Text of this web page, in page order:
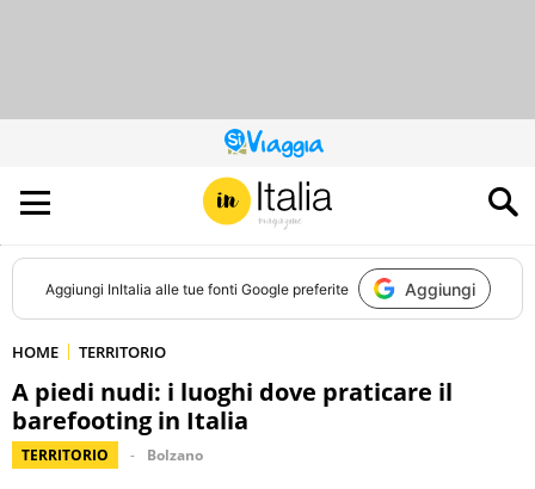
QUESTO
SITO
CONTRIBUISCE
ALL’AUDIENCE
DI
Aggiungi InItalia alle tue fonti Google preferite Aggiungi
HOME TERRITORIO
A piedi nudi: i luoghi dove praticare il
barefooting in Italia
TERRITORIO Bolzano